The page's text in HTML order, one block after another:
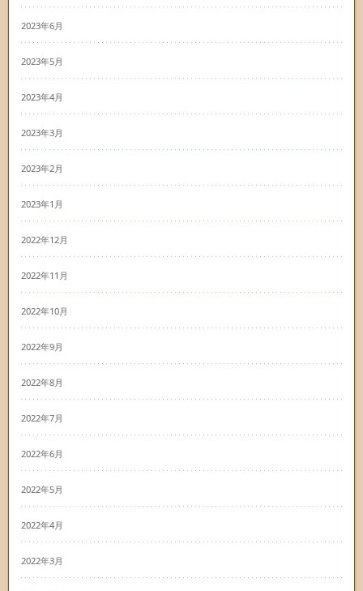
2023年6月
2023年5月
2023年4月
2023年3月
2023年2月
2023年1月
2022年12月
2022年11月
2022年10月
2022年9月
2022年8月
2022年7月
2022年6月
2022年5月
2022年4月
2022年3月